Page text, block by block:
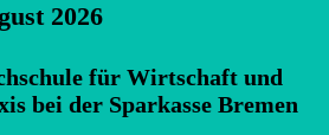
2026
für Wirtschaft und
bei der Sparkasse Bremen